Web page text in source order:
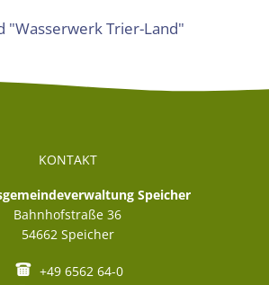
"Wasserwerk Trier-Land"
KONTAKT
Speicher
Bahnhofstraße 36
54662 Speicher
+49 6562 64-0